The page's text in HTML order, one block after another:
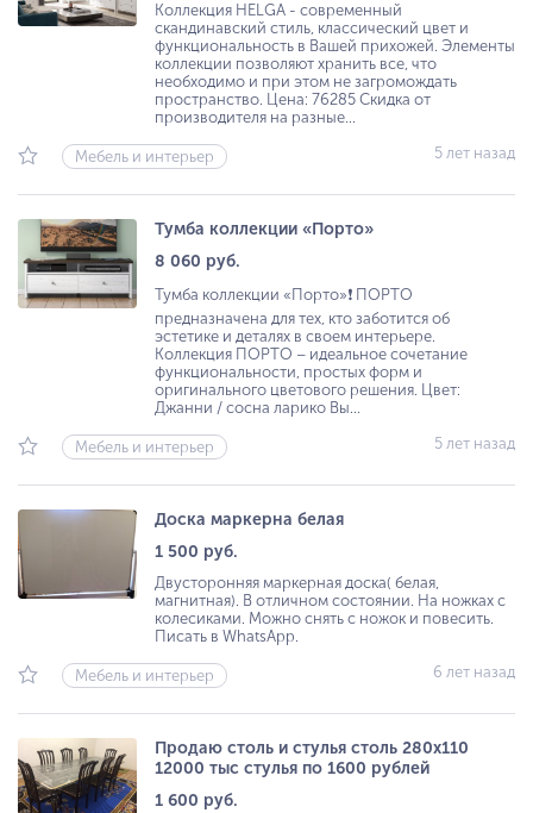
Коллекция HELGA - современный
скандинавский стиль, классический цвет и
функциональность в Вашей прихожей. Элементы
коллекции позволяют хранить все, что
необходимо и при этом не загромождать
пространство. Цена: 76285 Скидка от
производителя на разные...
Мебель и интерьер 5 лет назад
Тумба коллекции «Порто»
8 060 руб.
Тумба коллекции «Порто»❗️ ПОРТО
предназначена для тех, кто заботится об
эстетике и деталях в своем интерьере.
Коллекция ПОРТО – идеальное сочетание
функциональности, простых форм и
оригинального цветового решения. Цвет:
Джанни / сосна ларико Вы...
Мебель и интерьер 5 лет назад
Доска маркерна белая
1 500 руб.
Двусторонняя маркерная доска( белая,
магнитная). В отличном состоянии. На ножках с
колесиками. Можно снять с ножок и повесить.
Писать в WhatsApp.
Мебель и интерьер 6 лет назад
Продаю столь и стулья столь 280х110
12000 тыс стулья по 1600 рублей
1 600 руб.